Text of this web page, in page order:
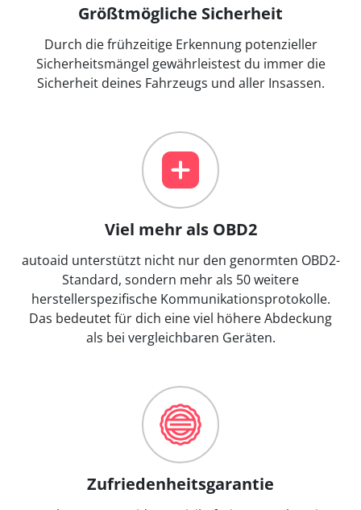
Größtmögliche Sicherheit
Durch die frühzeitige Erkennung potenzieller
Sicherheitsmängel gewährleistest du immer die
Sicherheit deines Fahrzeugs und aller Insassen.
Viel mehr als OBD2
autoaid unterstützt nicht nur den genormten OBD2-
Standard, sondern mehr als 50 weitere
herstellerspezifische Kommunikationsprotokolle.
Das bedeutet für dich eine viel höhere Abdeckung
als bei vergleichbaren Geräten.
Zufriedenheitsgarantie